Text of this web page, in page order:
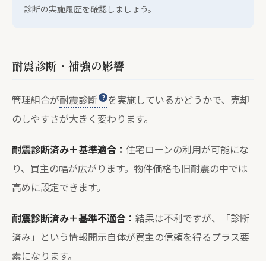
診断の実施履歴を確認しましょう。
耐震診断・補強の影響
管理組合が耐震診断
を実施しているかどうかで、売却
のしやすさが大きく変わります。
耐震診断済み＋基準適合： 住宅ローンの利用が可能にな
り、買主の幅が広がります。物件価格も旧耐震の中では
高めに設定できます。
耐震診断済み＋基準不適合： 結果は不利ですが、「診断
済み」という情報開示自体が買主の信頼を得るプラス要
素になります。